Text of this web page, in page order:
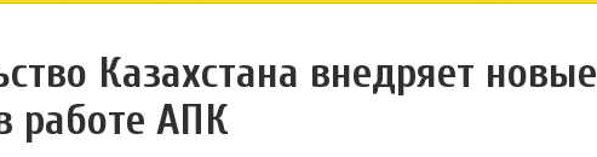
Казахстана внедряет новые
работе АПК